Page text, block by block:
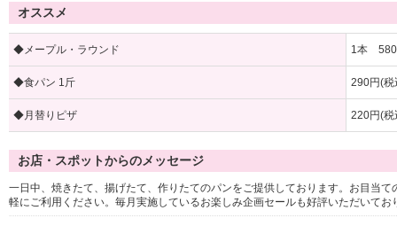
オススメ
◆メープル・ラウンド 1本 580
◆食パン 1斤 290円(税
◆月替りピザ 220円(税
お店・スポットからのメッセージ
一日中、焼きたて、揚げたて、作りたてのパンをご提供しております。お目当
軽にご利用ください。毎月実施しているお楽しみ企画セールも好評いただいてお